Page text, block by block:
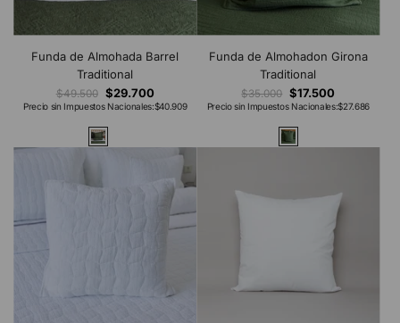
Funda de Almohada Barrel
Traditional
$49.500 $29.700
Precio sin Impuestos Nacionales:$40.909
Funda de Almohadon Girona
Traditional
$35.000 $17.500
Precio sin Impuestos Nacionales:$27.686